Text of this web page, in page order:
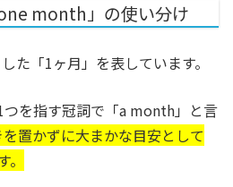
month」の使い分け
た「1ヶ月」を表しています。
つを指す冠詞で「a month」と言
置かずに大まかな目安として